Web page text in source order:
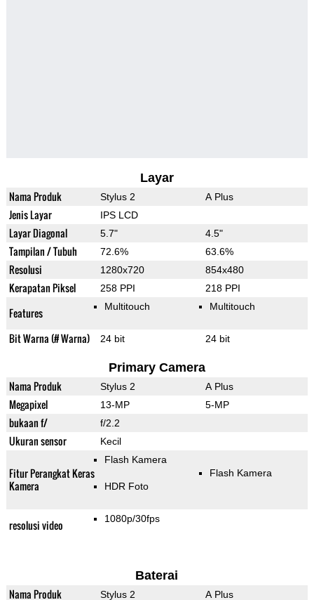
Layar
Nama Produk Stylus 2 A Plus
Jenis Layar IPS LCD
Layar Diagonal 5.7" 4.5"
Tampilan / Tubuh 72.6% 63.6%
Resolusi 1280x720 854x480
Kerapatan Piksel 258 PPI 218 PPI
Features Multitouch Multitouch
Bit Warna (# Warna) 24 bit 24 bit
Primary Camera
Nama Produk Stylus 2 A Plus
Megapixel 13-MP 5-MP
bukaan f/ f/2.2
Ukuran sensor Kecil
Fitur Perangkat Keras
Kamera
Flash Kamera
HDR Foto
Flash Kamera
resolusi video 1080p/30fps
Baterai
Nama Produk Stylus 2 A Plus